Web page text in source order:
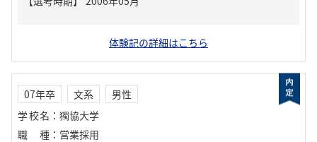
体験記の詳細はこちら
07年卒 文系
男性
学校名 ： 獨協大学
職種 ： 営業採用